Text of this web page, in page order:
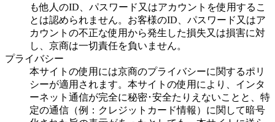
も他人のID、パスワード又はアカウントを使用するこ
とは認められません。お客様のID、パスワード又はア
カウントの不正な使用から発生した損失又は損害に対
し、京商は一切責任を負いません。
プライバシー
本サイトの使用には京商のプライバシーに関するポリ
シーが適用されます。本サイトの使用により、インタ
ーネット通信が完全に秘密･安全たりえないことと、特
定の通信（例：クレジットカード情報）に関して暗号